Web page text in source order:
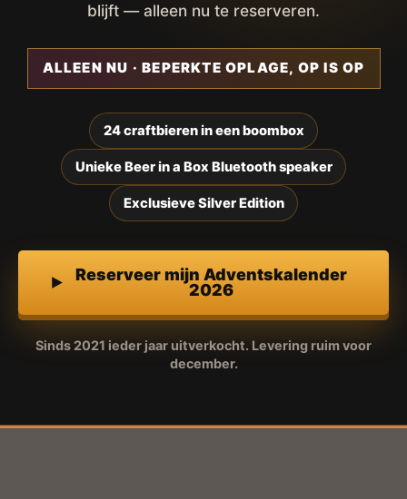
blijft — alleen nu te reserveren.
ALLEEN NU · BEPERKTE OPLAGE, OP IS OP
24 craftbieren in een boombox
Unieke Beer in a Box Bluetooth speaker
Exclusieve Silver Edition
Reserveer mijn Adventskalender
2026
Sinds 2021 ieder jaar uitverkocht. Levering ruim voor
december.